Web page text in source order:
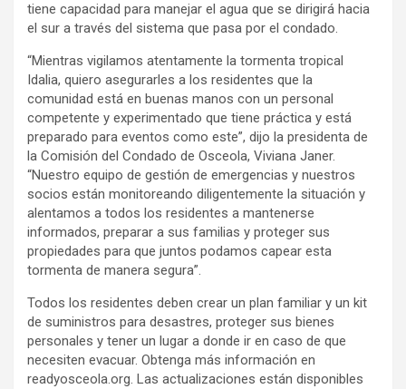
tiene capacidad para manejar el agua que se dirigirá hacia
el sur a través del sistema que pasa por el condado.
“Mientras vigilamos atentamente la tormenta tropical
Idalia, quiero asegurarles a los residentes que la
comunidad está en buenas manos con un personal
competente y experimentado que tiene práctica y está
preparado para eventos como este”, dijo la presidenta de
la Comisión del Condado de Osceola, Viviana Janer.
“Nuestro equipo de gestión de emergencias y nuestros
socios están monitoreando diligentemente la situación y
alentamos a todos los residentes a mantenerse
informados, preparar a sus familias y proteger sus
propiedades para que juntos podamos capear esta
tormenta de manera segura”.
Todos los residentes deben crear un plan familiar y un kit
de suministros para desastres, proteger sus bienes
personales y tener un lugar a donde ir en caso de que
necesiten evacuar. Obtenga más información en
readyosceola.org. Las actualizaciones están disponibles